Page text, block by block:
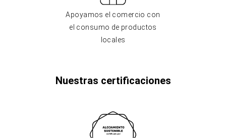
Apoyamos el comercio con
el consumo de productos
locales
Nuestras certificaciones